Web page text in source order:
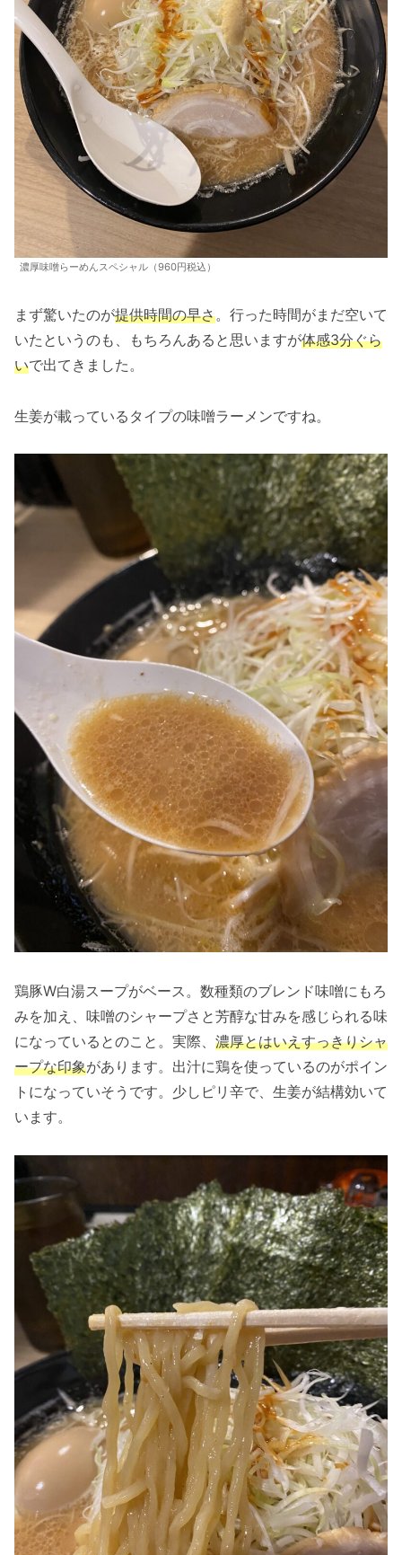
濃厚味噌らーめんスペシャル（960円税込）
まず驚いたのが提供時間の早さ。行った時間がまだ空いて
いたというのも、もちろんあると思いますが体感3分ぐら
いで出てきました。
生姜が載っているタイプの味噌ラーメンですね。
鶏豚W白湯スープがベース。数種類のブレンド味噌にもろ
みを加え、味噌のシャープさと芳醇な甘みを感じられる味
になっているとのこと。実際、 濃厚とはいえすっきりシャ
ープな印象があります。出汁に鶏を使っているのがポイン
トになっていそうです。少しピリ辛で、生姜が結構効いて
います。